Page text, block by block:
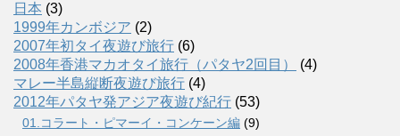
日本 (3)
1999年カンボジア (2)
2007年初タイ夜遊び旅行 (6)
2008年香港マカオタイ旅行（パタヤ2回目）
(4)
マレー半島縦断夜遊び旅行 (4)
2012年パタヤ発アジア夜遊び紀行 (53)
01.コラート・ピマーイ・コンケーン編 (9)